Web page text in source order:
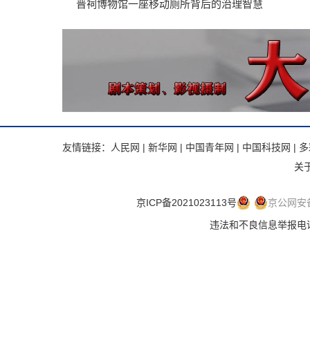
晋祠博物馆一座移动厕所背后的治理智慧
友情链接： 人民网 | 新华网 | 中国青年网 | 中国科技网 |
关
京ICP备2021023113号
京公网
违法和不良信息举报